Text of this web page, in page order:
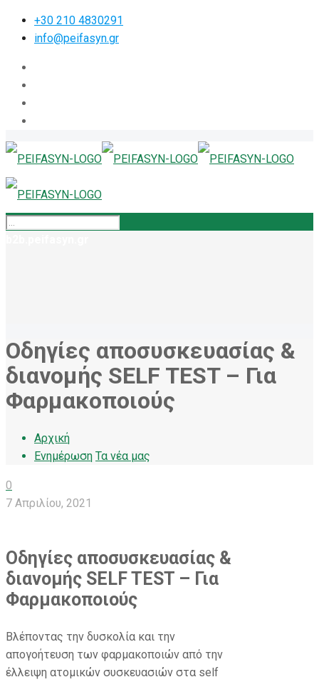
+30 210 4830291
info@peifasyn.gr
Οδηγίες αποσυσκευασίας &
διανομής SELF TEST – Για
Φαρμακοποιούς
Αρχική
Ενημέρωση Τα νέα μας
0
7 Απριλίου, 2021
Οδηγίες αποσυσκευασίας &
διανομής SELFTEST – Για
Φαρμακοποιούς
Βλέποντας την δυσκολία και την
απογοήτευση των φαρμακοποιών από την
έλλειψη ατομικών συσκευασιών στα self